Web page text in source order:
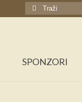
Search
for:
SPONZORI